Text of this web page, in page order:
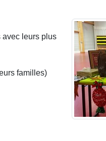
avec leurs plus
familles)